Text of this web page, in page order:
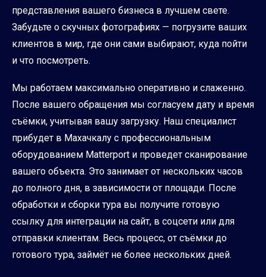
представления вашего бизнеса в лучшем свете.
Забудьте о скучных фотографиях — погрузите ваших
клиентов в мир, где они сами выбирают, куда пойти
и что посмотреть.
Мы работаем максимально оперативно и слаженно.
После вашего обращения мы согласуем дату и время
съёмки, учитывая вашу загрузку. Наш специалист
прибудет в Махачкалу с профессиональным
оборудованием Matterport и проведет сканирование
вашего объекта. Это занимает от нескольких часов
до полного дня, в зависимости от площади. После
обработки и сборки тура вы получите готовую
ссылку для интеграции на сайт, в соцсети или для
отправки клиентам. Весь процесс, от съёмки до
готового тура, займёт не более нескольких дней.